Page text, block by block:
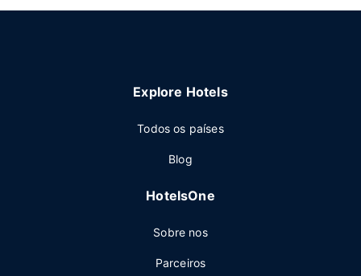
Explore Hotels
Todos os países
Blog
HotelsOne
Sobre nos
Parceiros